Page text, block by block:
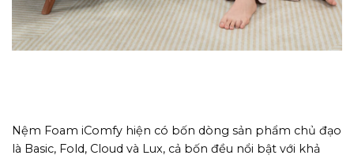
Nệm Foam iComfy hiện có bốn dòng sản phẩm chủ đạo
là Basic, Fold, Cloud và Lux, cả bốn đều nổi bật với khả